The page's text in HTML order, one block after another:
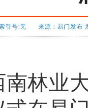
引号:无 来源：易门发
南林业